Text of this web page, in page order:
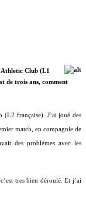
Club (L1
de trois ans, comment
(L2 française). J’ai joué des
match, en compagnie de
des problèmes avec les
tres bien déroulé. Et j’ai